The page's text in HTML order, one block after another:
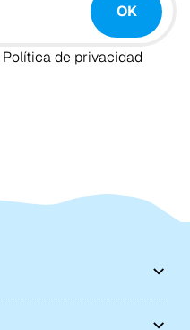
OK
Política de privacidad